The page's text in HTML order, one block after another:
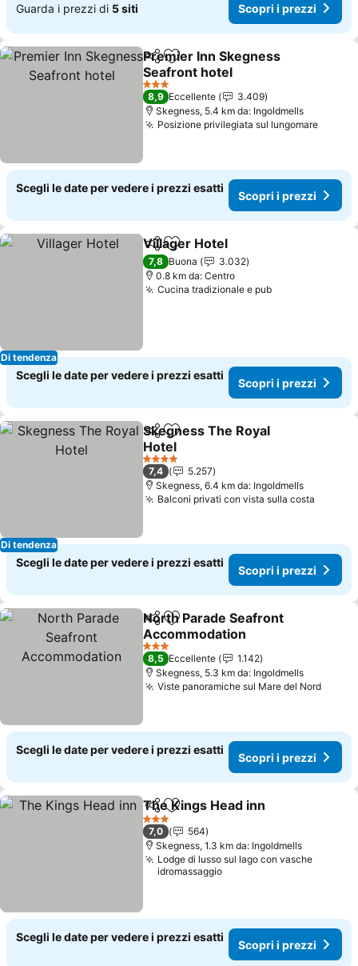
Guarda i prezzi di 5 siti Scopri i prezzi
CondividiAggiungi ai preferiti
Premier Inn Skegness
Seafront hotel
3 Stelle
8,9 Eccellente
3.409
Skegness, 5.4 km da: Ingoldmells
Posizione privilegiata sul lungomare
Scegli le date per vedere i prezzi esatti
Scopri i prezzi
Di tendenza
CondividiAggiungi ai preferiti
Villager Hotel
7,8 Buona
3.032
0.8 km da: Centro
Cucina tradizionale e pub
Scegli le date per vedere i prezzi esatti
Scopri i prezzi
Di tendenza
CondividiAggiungi ai preferiti
Skegness The Royal
Hotel
4 Stelle
7,4
5.257
Skegness, 6.4 km da: Ingoldmells
Balconi privati con vista sulla costa
Scegli le date per vedere i prezzi esatti
Scopri i prezzi
CondividiAggiungi ai preferiti
North Parade Seafront
Accommodation
3 Stelle
8,5 Eccellente
1.142
Skegness, 5.3 km da: Ingoldmells
Viste panoramiche sul Mare del Nord
Scegli le date per vedere i prezzi esatti
Scopri i prezzi
CondividiAggiungi ai preferiti
The Kings Head inn
3 Stelle
7,0
564
Skegness, 1.3 km da: Ingoldmells
Lodge di lusso sul lago con vasche
idromassaggio
Scegli le date per vedere i prezzi esatti
Scopri i prezzi